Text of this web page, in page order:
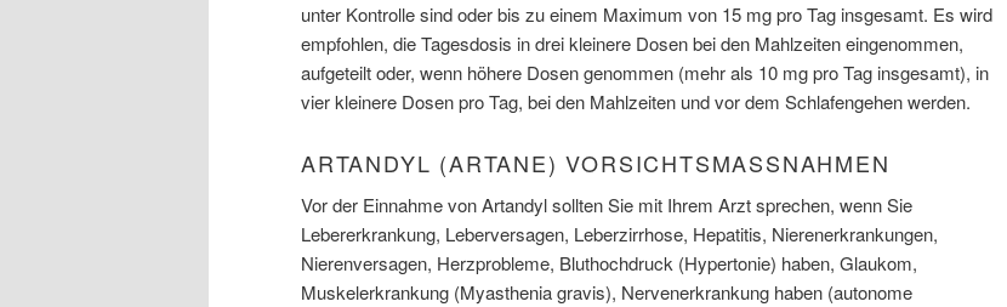
unter Kontrolle sind oder bis zu einem Maximum von 15 mg pro Tag insgesamt. Es wird
empfohlen, die Tagesdosis in drei kleinere Dosen bei den Mahlzeiten eingenommen,
aufgeteilt oder, wenn höhere Dosen genommen (mehr als 10 mg pro Tag insgesamt), in
vier kleinere Dosen pro Tag, bei den Mahlzeiten und vor dem Schlafengehen werden.
ARTANDYL (ARTANE) VORSICHTSMASSNAHMEN
Vor der Einnahme von Artandyl sollten Sie mit Ihrem Arzt sprechen, wenn Sie
Lebererkrankung, Leberversagen, Leberzirrhose, Hepatitis, Nierenerkrankungen,
Nierenversagen, Herzprobleme, Bluthochdruck (Hypertonie) haben, Glaukom,
Muskelerkrankung (Myasthenia gravis), Nervenerkrankung haben (autonome